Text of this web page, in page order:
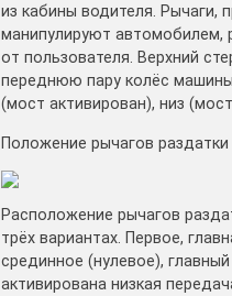
из кабины водителя. Рычаги,
манипулируют автомобилем,
от пользователя. Верхний
переднюю пару колёс
(мост активирован), низ
Положение рычагов раздатки
Расположение рычагов
трёх вариантах. Первое,
срединное (нулевое),
активирована низкая